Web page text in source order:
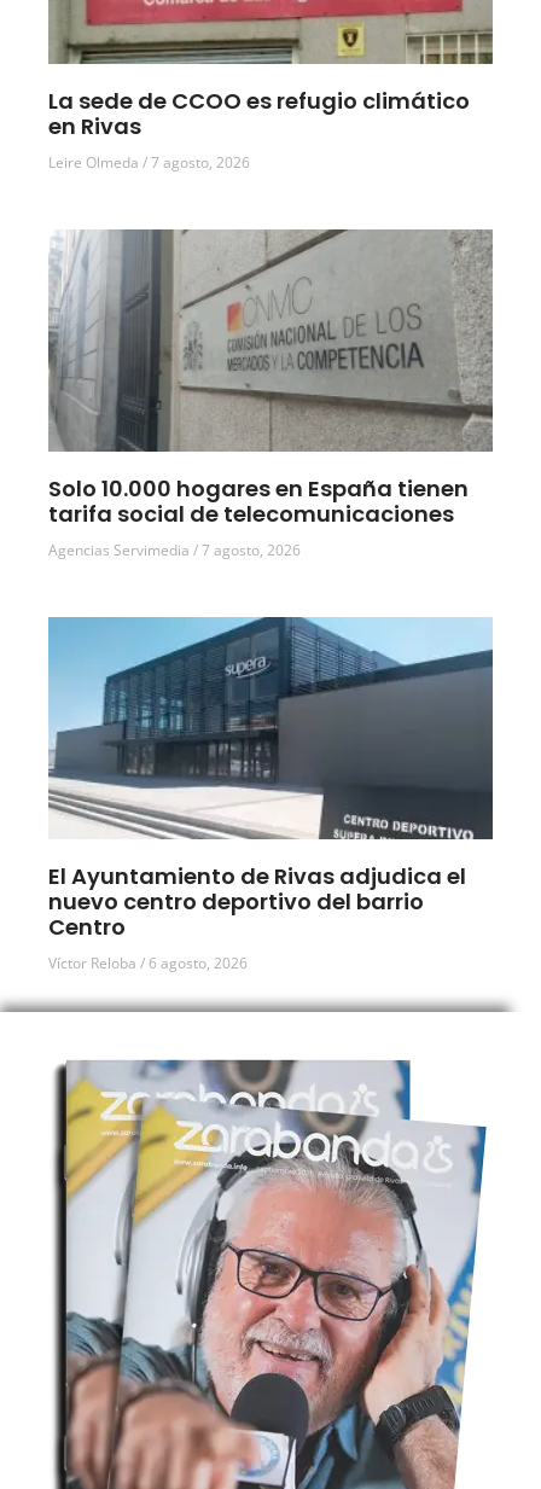
La sede de CCOO es refugio climático
en Rivas
Leire Olmeda 7 agosto, 2026
Solo 10.000 hogares en España tienen
tarifa social de telecomunicaciones
Agencias Servimedia 7 agosto, 2026
El Ayuntamiento de Rivas adjudica el
nuevo centro deportivo del barrio
Centro
Víctor Reloba 6 agosto, 2026